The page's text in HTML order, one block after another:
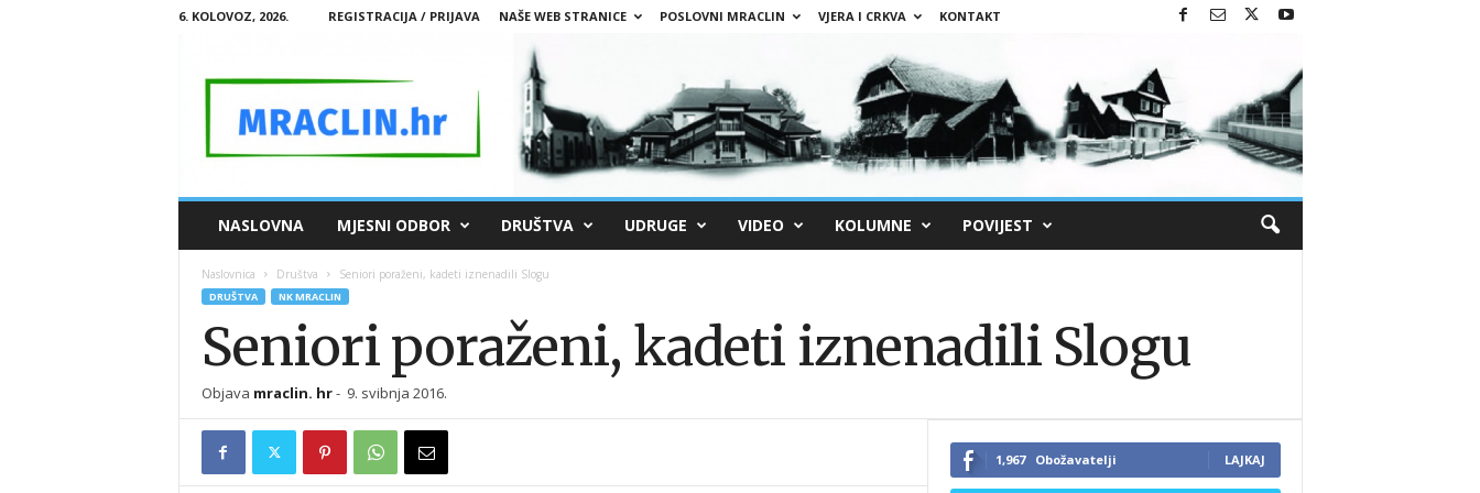
6. KOLOVOZ, 2026. REGISTRACIJA / PRIJAVA NAŠE WEB STRANICE POSLOVNI MRACLIN VJERA I CRKVA KONTAKT
M
A
R
NASLOVNA MJESNI ODBOR DRUŠTVA UDRUGE VIDEO KOLUMNE POVIJEST
Naslovnica Društva Seniori poraženi, kadeti iznenadili Slogu
DRUŠTVA NK MRACLIN
Seniori poraženi, kadeti iznenadili Slogu
Objava mraclin. hr- 9. svibnja 2016.
1,967 Obožavatelji LAJKAJ